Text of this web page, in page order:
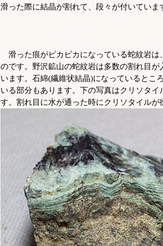
滑った際に結晶が割れて、段々が付いていま
滑った痕がピカピカになっている蛇紋岩は
のです。野沢鉱山の蛇紋岩は多数の割れ目
います。石綿(繊維状結晶)になっているとこ
いる部分もあります。下の写真はクリソタ
す。割れ目に水が通った時にクリソタイルが